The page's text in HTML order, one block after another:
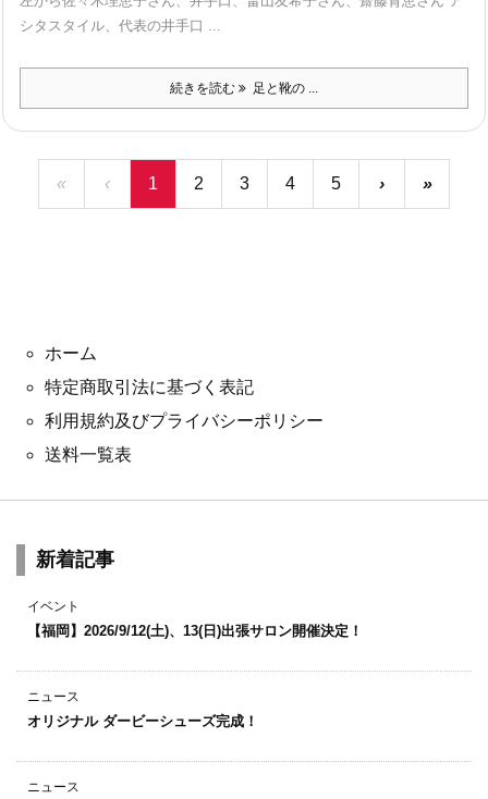
シタスタイル、代表の井手口 ...
続きを読む 足と靴の ...
« ‹ 1 2 3 4 5 › »
ホーム
特定商取引法に基づく表記
利用規約及びプライバシーポリシー
送料一覧表
新着記事
イベント
【福岡】2026/9/12(土)、13(日)出張サロン開催決定！
ニュース
オリジナル ダービーシューズ完成！
ニュース